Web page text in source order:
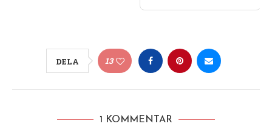
DELA 13
1 KOMMENTAR